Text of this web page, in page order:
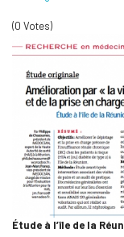
(0 Votes)
Étude à l’île de la